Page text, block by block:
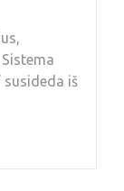
susideda iš